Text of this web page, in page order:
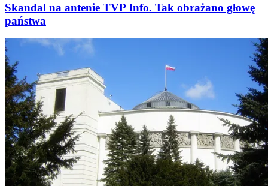
Skandal na antenie TVP Info. Tak obrażano głowę
państwa